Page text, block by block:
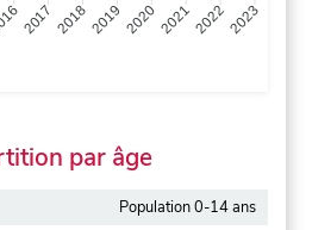
2017 20182019 2020202120222023
par âge
Population 0-14 ans